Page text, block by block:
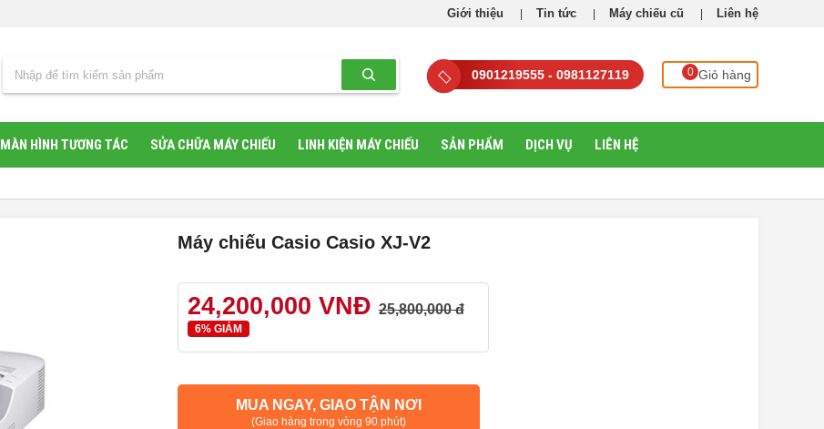
Giới thiệu Tin tức Máy chiếu cũ Liên hệ
0901219555 - 0981127119 0 Giỏ hàng
MÀN HÌNH TƯƠNG TÁC SỬA CHỮA MÁY CHIẾU LINH KIỆN MÁY CHIẾU SẢN PHẨM DỊCH VỤ LIÊN HỆ
Máy chiếu Casio Casio XJ-V2
24,200,000 VNĐ25,800,000 đ
6% GIẢM
MUA NGAY, GIAO TẬN NƠI
(Giao hàng trong vòng 90 phút)